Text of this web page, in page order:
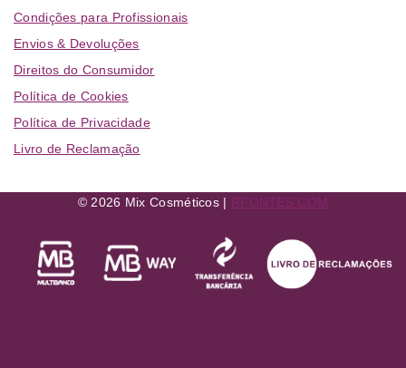
Condições para Profissionais
Envios & Devoluções
Direitos do Consumidor
Política de Cookies
Política de Privacidade
Livro de Reclamação
© 2026 Mix Cosméticos | RFONTES.COM